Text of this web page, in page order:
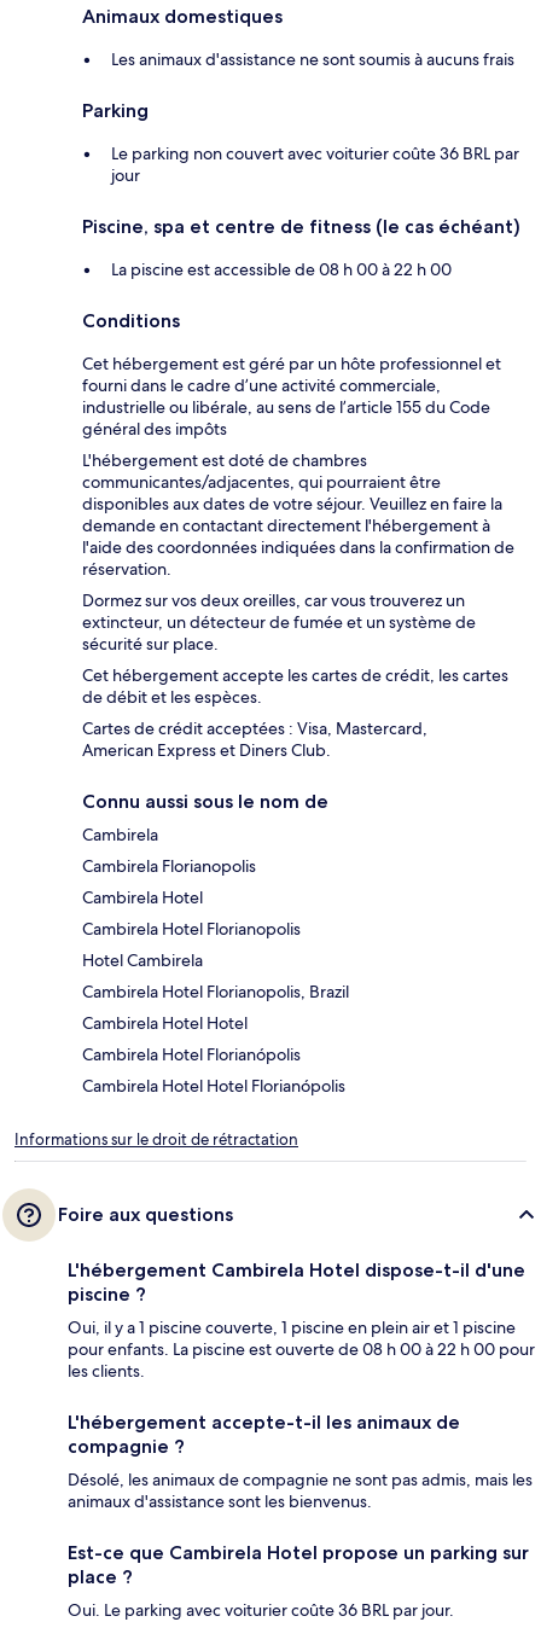
Animaux domestiques
Les animaux d'assistance ne sont soumis à aucuns frais
Parking
Le parking non couvert avec voiturier coûte 36 BRL par
jour
Piscine, spa et centre de fitness (le cas échéant)
La piscine est accessible de 08 h 00 à 22 h 00
Conditions
Cet hébergement est géré par un hôte professionnel et
fourni dans le cadre d’une activité commerciale,
industrielle ou libérale, au sens de l’article 155 du Code
général des impôts
L'hébergement est doté de chambres
communicantes/adjacentes, qui pourraient être
disponibles aux dates de votre séjour. Veuillez en faire la
demande en contactant directement l'hébergement à
l'aide des coordonnées indiquées dans la confirmation de
réservation.
Dormez sur vos deux oreilles, car vous trouverez un
extincteur, un détecteur de fumée et un système de
sécurité sur place.
Cet hébergement accepte les cartes de crédit, les cartes
de débit et les espèces.
Cartes de crédit acceptées : Visa, Mastercard,
American Express et Diners Club.
Connu aussi sous le nom de
Cambirela
Cambirela Florianopolis
Cambirela Hotel
Cambirela Hotel Florianopolis
Hotel Cambirela
Cambirela Hotel Florianopolis, Brazil
Cambirela Hotel Hotel
Cambirela Hotel Florianópolis
Cambirela Hotel Hotel Florianópolis
Informations sur le droit de rétractation
Foire aux questions
L'hébergement Cambirela Hotel dispose-t-il d'une
piscine ?
Oui, il y a 1 piscine couverte, 1 piscine en plein air et 1 piscine
pour enfants. La piscine est ouverte de 08 h 00 à 22 h 00 pour
les clients.
L'hébergement accepte-t-il les animaux de
compagnie ?
Désolé, les animaux de compagnie ne sont pas admis, mais les
animaux d'assistance sont les bienvenus.
Est-ce que Cambirela Hotel propose un parking sur
place ?
Oui. Le parking avec voiturier coûte 36 BRL par jour.